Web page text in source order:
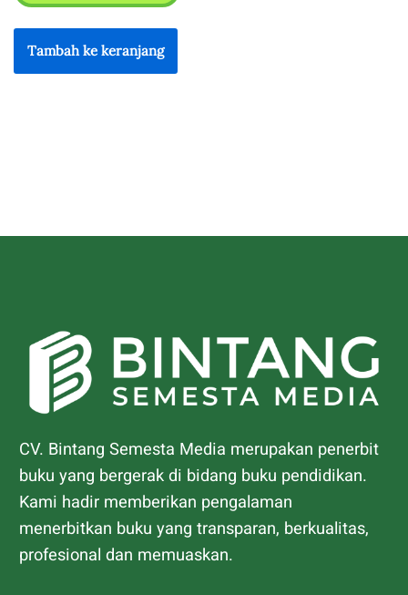
Tambah ke keranjang
CV. Bintang Semesta Media merupakan penerbit
buku yang bergerak di bidang buku pendidikan.
Kami hadir memberikan pengalaman
menerbitkan buku yang transparan, berkualitas,
profesional dan memuaskan.